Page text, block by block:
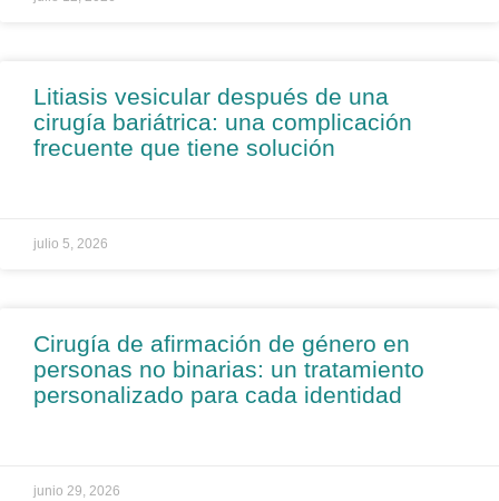
Litiasis vesicular después de una
cirugía bariátrica: una complicación
frecuente que tiene solución
julio 5, 2026
Cirugía de afirmación de género en
personas no binarias: un tratamiento
personalizado para cada identidad
junio 29, 2026